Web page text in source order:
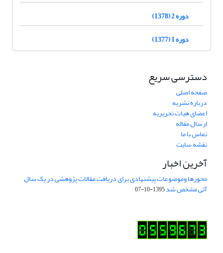
دوره 2 (1378)
دوره 1 (1377)
دسترسی سریع
صفحه اصلی
درباره نشریه
اعضای هیات تحریریه
ارسال مقاله
تماس با ما
نقشه سایت
آخرین اخبار
محورها وموضوعات پیشنهادی برای دریافت مقالات پژوهشی در یک سال
آتی مشخص شد1395-10-07